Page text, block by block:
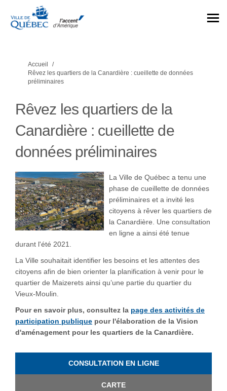
Vous êtes ici:
Accueil
Rêvez les quartiers de la Canardière : cueillette de données
préliminaires
Rêvez les quartiers de la
Canardière : cueillette de
données préliminaires
La Ville de Québec a tenu une
phase de cueillette de données
préliminaires et a invité les
citoyens à rêver les quartiers de
la Canardière. Une consultation
en ligne a ainsi été tenue
durant l'été 2021.
La Ville souhaitait identifier les besoins et les attentes des
citoyens afin de bien orienter la planification à venir pour le
quartier de Maizerets ainsi qu’une partie du quartier du
Vieux-Moulin.
Pour en savoir plus, consultez la page des activités de
participation publique(Liens externes)
pour l'élaboration de la Vision
d'aménagement pour les quartiers de la Canardière.
CONSULTATION EN LIGNE
CARTE